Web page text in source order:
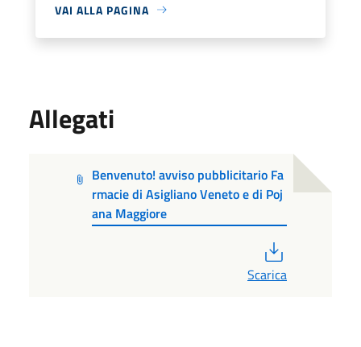
VAI ALLA PAGINA
Allegati
Benvenuto! avviso pubblicitario Fa
rmacie di Asigliano Veneto e di Poj
ana Maggiore
Scarica